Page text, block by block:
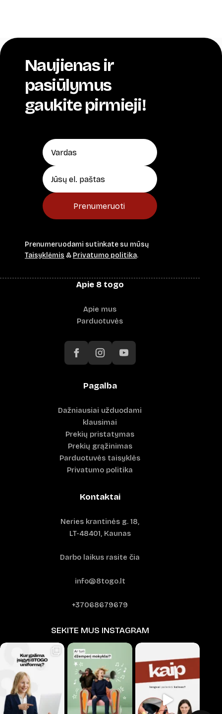
Naujienas ir
pasiūlymus
gaukite pirmieji!
Prenumeruoti
Prenumeruodami sutinkate su mūsų
Taisyklėmis & Privatumo politika.
Apie 8 togo
Apie mus
Parduotuvės
Pagalba
Dažniausiai užduodami
klausimai
Prekių pristatymas
Prekių grąžinimas
Parduotuvės taisyklės
Privatumo politika
Kontaktai
Neries krantinės g. 18,
LT-48401, Kaunas
Darbo laikus rasite čia
info@8togo.lt
+37068679679
SEKITE MUS INSTAGRAM